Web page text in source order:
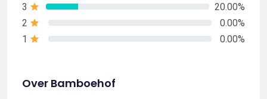
3
20.00%
2
0.00%
1
0.00%
Over Bamboehof